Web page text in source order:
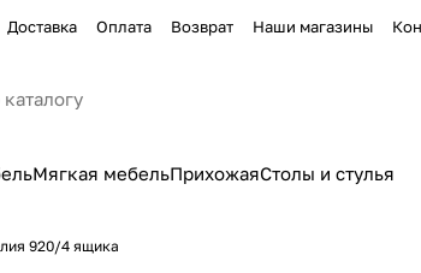
Доставка Оплата Возврат Наши магазины
Мягкая мебельПрихожаяСтолы и стулья
920/4 ящика